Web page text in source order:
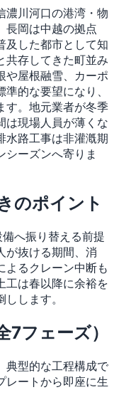
濃川河口の港湾・物
長岡は中越の拠点
及した都市として知
共存してきた町並み
や屋根融雪、カーポ
的な要望になり、
す。地元業者が冬季
は現場人員が薄くな
水路工事は非灌漑期
シーズンへ寄りま
のポイント
へ振り替える前提
が抜ける期間、消
よるクレーン中断も
工は春以降に余裕を
します。
7フェーズ）
典型的な工程構成で
レートから即座に生